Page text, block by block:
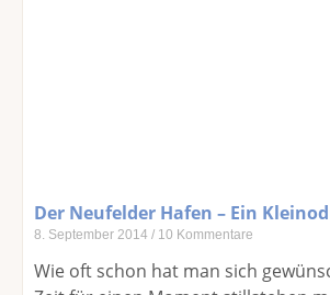
Der Neufelder Hafen – Ein
8. September 2014 10 Kommentare
Wie oft schon hat man sich